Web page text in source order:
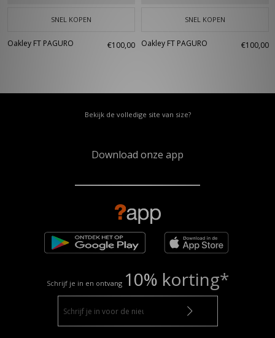
SNEL KOPEN
Oakley FT PAGURO €100,00
SNEL KOPEN
Oakley FT PAGURO €100,00
Bekijk de volledige site van size?
Download onze app
Schrijf je in en ontvang 10% korting*